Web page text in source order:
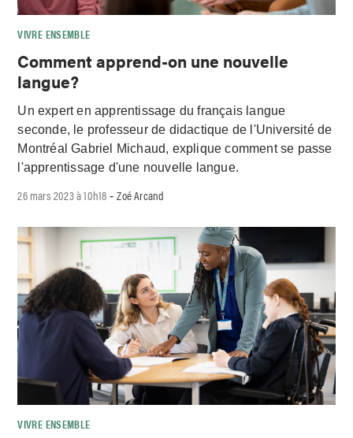
VIVRE ENSEMBLE
Comment apprend-on une nouvelle
langue?
Un expert en apprentissage du français langue
seconde, le professeur de didactique de l'Université de
Montréal Gabriel Michaud, explique comment se passe
l'apprentissage d'une nouvelle langue.
26 mars 2023 à 10h18 -Zoé Arcand
VIVRE ENSEMBLE